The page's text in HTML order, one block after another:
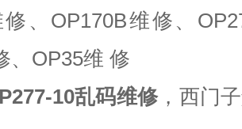
、 OP170B维修、
OP35维 修
10乱码维修，西门